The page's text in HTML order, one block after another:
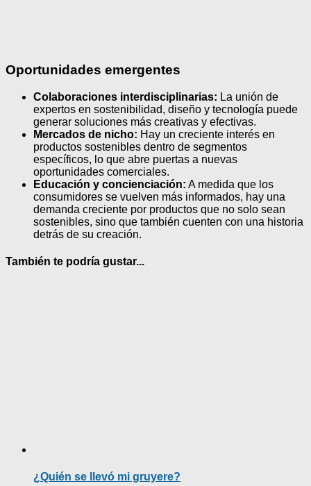
Oportunidades emergentes
Colaboraciones interdisciplinarias: La unión de
expertos en sostenibilidad, diseño y tecnología puede
generar soluciones más creativas y efectivas.
Mercados de nicho: Hay un creciente interés en
productos sostenibles dentro de segmentos
específicos, lo que abre puertas a nuevas
oportunidades comerciales.
Educación y concienciación: A medida que los
consumidores se vuelven más informados, hay una
demanda creciente por productos que no solo sean
sostenibles, sino que también cuenten con una historia
detrás de su creación.
También te podría gustar...
¿Quién se llevó mi gruyere?